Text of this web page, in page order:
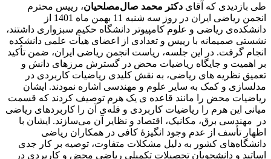
طی بازدیدی که آقای دکتر محمد صال‌مصلحیان، رییس محترم
انجمن ریاضی ایران در روز سه شنبه 11 بهمن ماه 1401 از
دانشکده‌ی ریاضی و علوم کامپیوتر دانشگاه حکیم سبزواری داشتند،
نشستی صمیمانه با رییس و تعدادی از اعضای هیأت علمی دانشکده
انجام گرفت. در این جلسه، ریاست انجمن ریاضی ایران، ضمن تأکید
بر اهمیت و جایگاه ریاضیات محض در گسترش مرزهای دانش و
تعمیق نظریه های ریاضی، به نقش کلیدی ریاضیات کاربردی در
مدلسازی و کمک به سایر علوم و مهندسی اشاره نمودند. ایشان
ریاضیات محض را مانند قاعده ی یک هرم توصیف کردند که قسمت
میانی این هرم را ریاضیات کاربردی و قله‌ی آن را کاربردهای ریاضی
در مهندسی برق، مکانیک، اقتصاد و نظایر آن می‌سازند. ایشان با
اظهار تأسف از عدم وجود انگیزۀ کافی در همکاران ریاضی
دانشگاه‌های کشور به دلیل مشکلات متفاوت، توصیه‌ بر کار جدی
اساتید و دانشجویان تحصیلات تکمیلی ریاضی محض و کاربردی در